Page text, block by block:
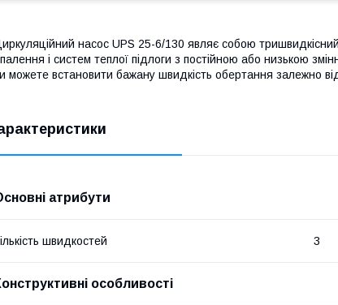
насос UPS 25-6/130 являє собою
і систем теплої підлоги з постійною або низькою
можете встановити бажану швидкість обертання залежно
атрибути
швидкостей 3
особливості